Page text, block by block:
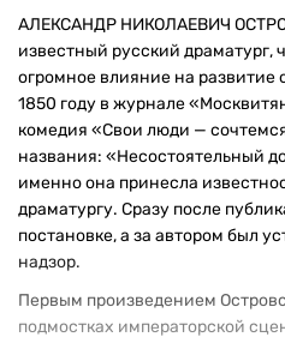
АЛЕКСАНДР НИКОЛАЕВИЧ
известный русский драматург,
огромное влияние на развитие
1850 году в журнале
комедия «Свои люди —
названия: «Несостоятельный
именно она принесла
драматургу. Сразу после
постановке, а за автором был
надзор.
Первым произведением
подмостках императорской